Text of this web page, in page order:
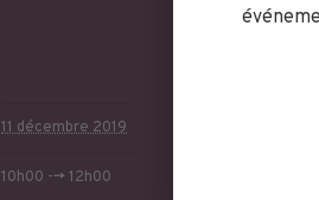
11 décembre 2019
10h00 --> 12h00